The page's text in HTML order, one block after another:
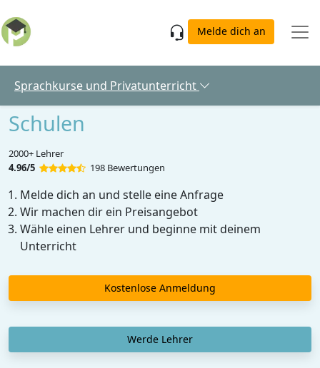
Melde dich an
Sprachkurse und Privatunterricht
Schulen
2000+ Lehrer
4.96/5
198 Bewertungen
Melde dich an und stelle eine Anfrage
Wir machen dir ein Preisangebot
Wähle einen Lehrer und beginne mit deinem
Unterricht
Kostenlose Anmeldung
Werde Lehrer